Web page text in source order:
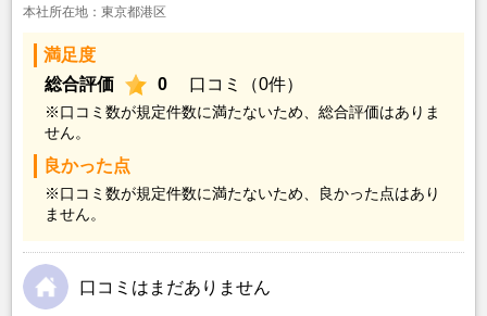
本社所在地：東京都港区
満足度
総合評価
0 口コミ（0件）
※口コミ数が規定件数に満たないため、総合評価はありま
せん。
良かった点
※口コミ数が規定件数に満たないため、良かった点はあり
ません。
口コミはまだありません